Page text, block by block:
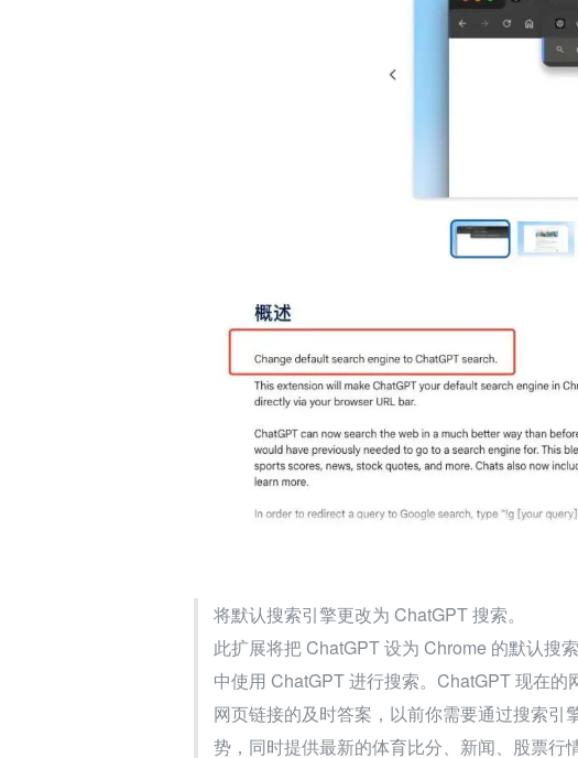
将默认搜索引擎更改为 ChatGPT 搜索。
此扩展将把 ChatGPT 设为 Chrome 的默认搜
中使用 ChatGPT 进行搜索。ChatGPT 现在
网页链接的及时答案，以前你需要通过搜索
势，同时提供最新的体育比分、新闻、股票